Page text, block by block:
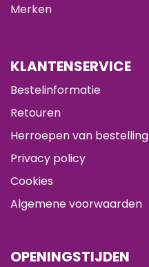
Merken
KLANTENSERVICE
Bestelinformatie
Retouren
Herroepen van bestelling
Privacy policy
Cookies
Algemene voorwaarden
OPENINGSTIJDEN